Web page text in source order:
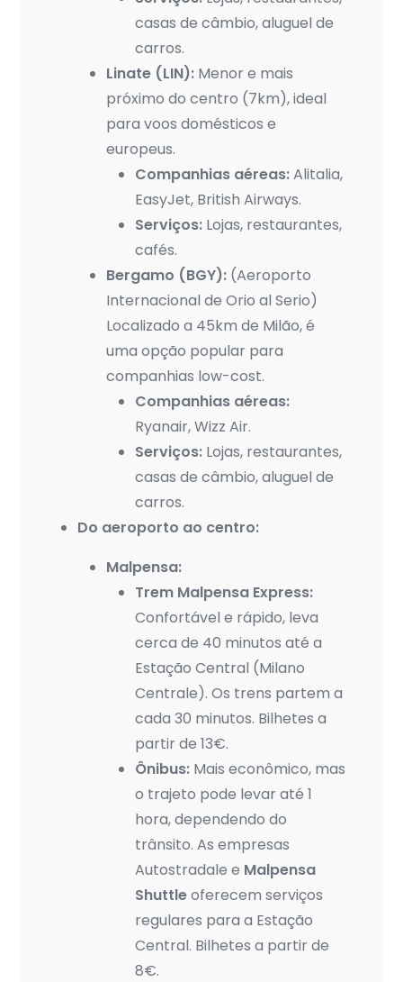
casas de câmbio, aluguel de
carros.
Linate (LIN): Menor e mais
próximo do centro (7km), ideal
para voos domésticos e
europeus.
Companhias aéreas:Alitalia,
EasyJet, British Airways.
Serviços: Lojas, restaurantes,
cafés.
Bergamo (BGY): (Aeroporto
Internacional de Orio al Serio)
Localizado a 45km de Milão, é
uma opção popular para
companhias low-cost.
Companhias aéreas:
Ryanair, Wizz Air.
Serviços: Lojas, restaurantes,
casas de câmbio, aluguel de
carros.
Do aeroporto ao centro:
Malpensa:
Trem Malpensa Express:
Confortável e rápido, leva
cerca de 40 minutos até a
Estação Central (Milano
Centrale). Os trens partem a
cada 30 minutos. Bilhetes a
partir de 13€.
Ônibus: Mais econômico, mas
o trajeto pode levar até 1
hora, dependendo do
trânsito. As empresas
Autostradale e Malpensa
Shuttleoferecem serviços
regulares para a Estação
Central. Bilhetes a partir de
8€.